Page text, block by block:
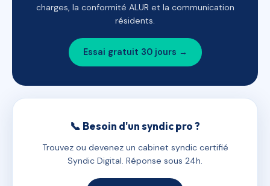
charges, la conformité ALUR et la communication
résidents.
Essai gratuit 30 jours →
📞 Besoin d'un syndic pro ?
Trouvez ou devenez un cabinet syndic certifié
Syndic Digital. Réponse sous 24h.